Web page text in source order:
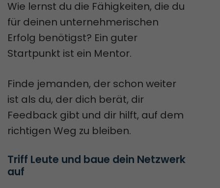
Wie lernst du die Fähigkeiten, die du
für deinen unternehmerischen
Erfolg benötigst? Ein guter
Startpunkt ist ein Mentor.
Finde jemanden, der schon weiter
ist als du, der dich berät, dir
Feedback gibt und dir hilft, auf dem
richtigen Weg zu bleiben.
Triff Leute und baue dein Netzwerk
auf